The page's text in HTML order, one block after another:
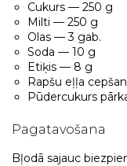
Cukurs — 250 g
Milti — 250 g
Olas — 3 gab.
Soda — 10 g
Etiķis — 8 g
Rapšu eļļa
Pūdercukurs
Pagatavošana
Bļodā sajauc